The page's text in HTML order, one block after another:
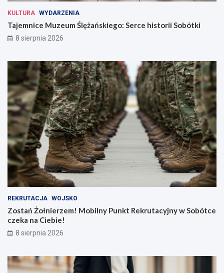
KULTURA WYDARZENIA
Tajemnice Muzeum Ślężańskiego: Serce historii Sobótki
8 sierpnia 2026
REKRUTACJA WOJSKO
Zostań Żołnierzem! Mobilny Punkt Rekrutacyjny w Sobótce
czeka na Ciebie!
8 sierpnia 2026